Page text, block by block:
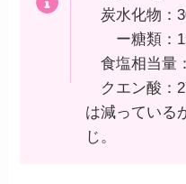
炭水化物：
ー糖類：
食塩相当量
クエン酸：
は減っている
じ。